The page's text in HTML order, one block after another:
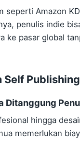
seperti Amazon
penulis indie
ke pasar global
Self Publishing
Ditanggung
hingga
memerlukan